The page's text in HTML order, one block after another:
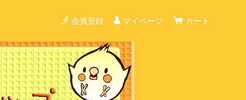
会員登録 マイページ カート